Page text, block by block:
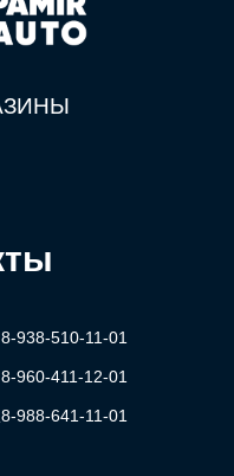
8-938-510-11-01
8-960-411-12-01
8-988-641-11-01